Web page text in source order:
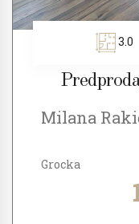
3.0
Milana
Grocka